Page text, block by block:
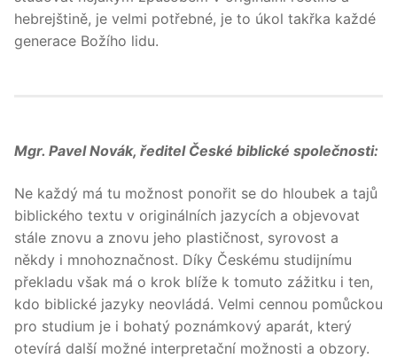
hebrejštině, je velmi potřebné, je to úkol takřka každé
generace Božího lidu.
Mgr. Pavel Novák, ředitel České biblické společnosti:
Ne každý má tu možnost ponořit se do hloubek a tajů
biblického textu v originálních jazycích a objevovat
stále znovu a znovu jeho plastičnost, syrovost a
někdy i mnohoznačnost. Díky Českému studijnímu
překladu však má o krok blíže k tomuto zážitku i ten,
kdo biblické jazyky neovládá. Velmi cennou pomůckou
pro studium je i bohatý poznámkový aparát, který
otevírá další možné interpretační možnosti a obzory.